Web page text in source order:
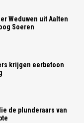
Weduwen uit Aalten
Soeren
krijgen eerbetoon
de plunderaars van